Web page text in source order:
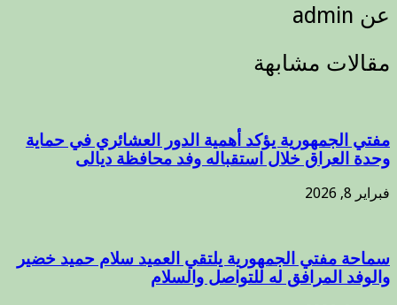
عن admin
مقالات مشابهة
مفتي الجمهورية يؤكد أهمية الدور العشائري في حماية
وحدة العراق خلال استقباله وفد محافظة ديالى
فبراير 8, 2026
سماحة مفتي الجمهورية يلتقي العميد سلام حميد خضير
والوفد المرافق له للتواصل والسلام